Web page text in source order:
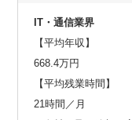
IT・通信業界
【平均年収】
668.4万円
【平均残業時間】
21時間／月